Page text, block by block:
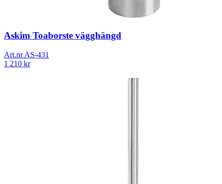
Askim Toaborste vägghängd
Art.nrAS-431
1 210 kr